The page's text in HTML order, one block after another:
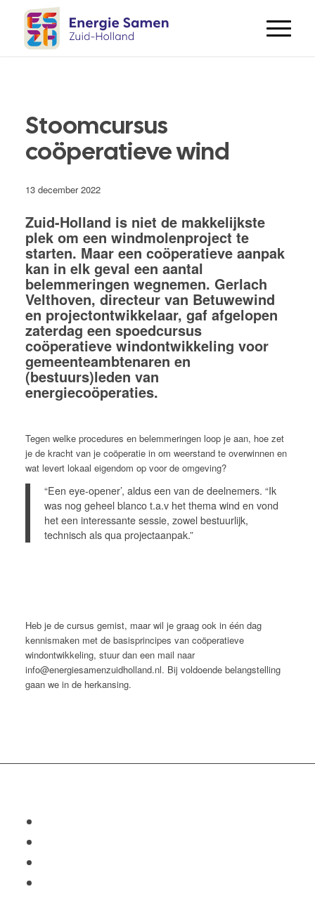
Stoomcursus
coöperatieve wind
13 december 2022
Zuid-Holland is niet de makkelijkste
plek om een windmolenproject te
starten. Maar een coöperatieve aanpak
kan in elk geval een aantal
belemmeringen wegnemen. Gerlach
Velthoven, directeur van Betuwewind
en projectontwikkelaar, gaf afgelopen
zaterdag een spoedcursus
coöperatieve windontwikkeling voor
gemeenteambtenaren en
(bestuurs)leden van
energiecoöperaties.
Tegen welke procedures en belemmeringen loop je aan, hoe zet
je de kracht van je coöperatie in om weerstand te overwinnen en
wat levert lokaal eigendom op voor de omgeving?
“Een eye-opener’, aldus een van de deelnemers. “Ik
was nog geheel blanco t.a.v het thema wind en vond
het een interessante sessie, zowel bestuurlijk,
technisch als qua projectaanpak.”
Heb je de cursus gemist, maar wil je graag ook in één dag
kennismaken met de basisprincipes van coöperatieve
windontwikkeling, stuur dan een mail naar
info@energiesamenzuidholland.nl. Bij voldoende belangstelling
gaan we in de herkansing.